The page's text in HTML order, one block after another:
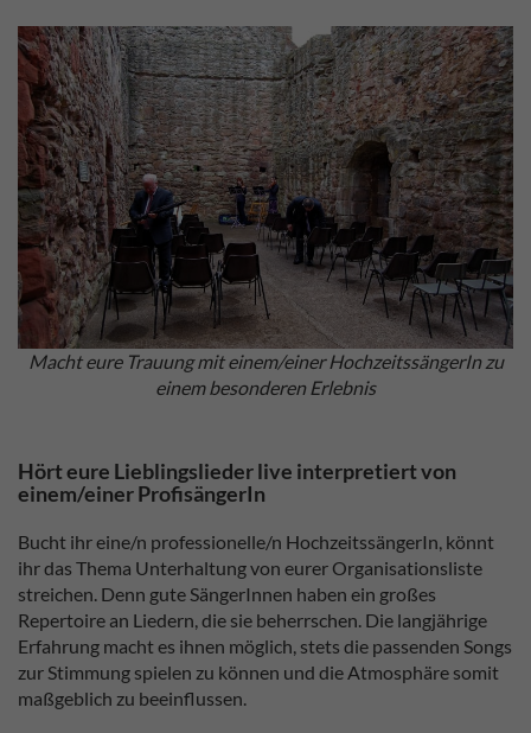
Macht eure Trauung mit einem/einer HochzeitssängerIn zu
einem besonderen Erlebnis
Hört eure Lieblingslieder live interpretiert von
einem/einer ProfisängerIn
Bucht ihr eine/n professionelle/n HochzeitssängerIn, könnt
ihr das Thema Unterhaltung von eurer Organisationsliste
streichen. Denn gute SängerInnen haben ein großes
Repertoire an Liedern, die sie beherrschen. Die langjährige
Erfahrung macht es ihnen möglich, stets die passenden Songs
zur Stimmung spielen zu können und die Atmosphäre somit
maßgeblich zu beeinflussen.